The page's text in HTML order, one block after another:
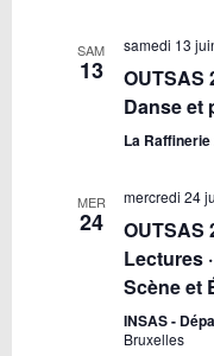
SAM
13
samedi 13
OUTSAS
Danse et
La Raffinerie
MER
24
mercredi 24
OUTSAS
Lectures
Scène et
INSAS -
Bruxelles